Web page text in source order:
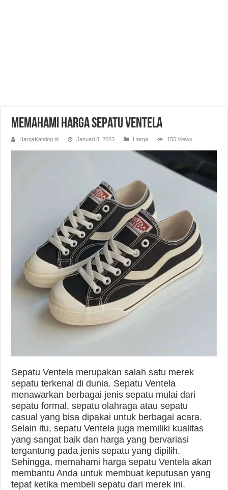
Memahami Harga Sepatu Ventela
HargaKatalog.id Januari 8, 2023 Harga 155 Views
Sepatu Ventela merupakan salah satu merek
sepatu terkenal di dunia. Sepatu Ventela
menawarkan berbagai jenis sepatu mulai dari
sepatu formal, sepatu olahraga atau sepatu
casual yang bisa dipakai untuk berbagai acara.
Selain itu, sepatu Ventela juga memiliki kualitas
yang sangat baik dan harga yang bervariasi
tergantung pada jenis sepatu yang dipilih.
Sehingga, memahami harga sepatu Ventela akan
membantu Anda untuk membuat keputusan yang
tepat ketika membeli sepatu dari merek ini.